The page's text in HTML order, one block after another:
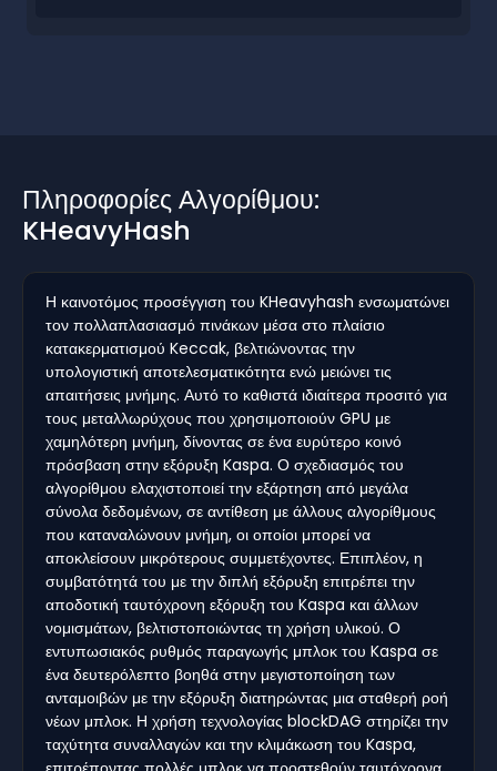
Πληροφορίες Αλγορίθμου:
KHeavyHash
Η καινοτόμος προσέγγιση του KHeavyhash ενσωματώνει
τον πολλαπλασιασμό πινάκων μέσα στο πλαίσιο
κατακερματισμού Keccak, βελτιώνοντας την
υπολογιστική αποτελεσματικότητα ενώ μειώνει τις
απαιτήσεις μνήμης. Αυτό το καθιστά ιδιαίτερα προσιτό για
τους μεταλλωρύχους που χρησιμοποιούν GPU με
χαμηλότερη μνήμη, δίνοντας σε ένα ευρύτερο κοινό
πρόσβαση στην εξόρυξη Kaspa. Ο σχεδιασμός του
αλγορίθμου ελαχιστοποιεί την εξάρτηση από μεγάλα
σύνολα δεδομένων, σε αντίθεση με άλλους αλγορίθμους
που καταναλώνουν μνήμη, οι οποίοι μπορεί να
αποκλείσουν μικρότερους συμμετέχοντες. Επιπλέον, η
συμβατότητά του με την διπλή εξόρυξη επιτρέπει την
αποδοτική ταυτόχρονη εξόρυξη του Kaspa και άλλων
νομισμάτων, βελτιστοποιώντας τη χρήση υλικού. Ο
εντυπωσιακός ρυθμός παραγωγής μπλοκ του Kaspa σε
ένα δευτερόλεπτο βοηθά στην μεγιστοποίηση των
ανταμοιβών με την εξόρυξη διατηρώντας μια σταθερή ροή
νέων μπλοκ. Η χρήση τεχνολογίας blockDAG στηρίζει την
ταχύτητα συναλλαγών και την κλιμάκωση του Kaspa,